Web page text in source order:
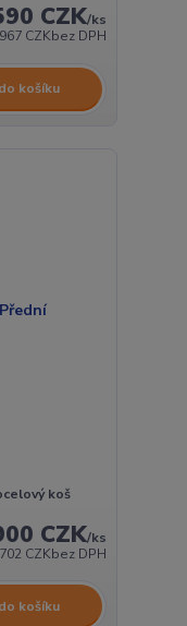
CZK/ks
CZKbez DPH
košíku
koš
CZK/ks
CZKbez DPH
košíku